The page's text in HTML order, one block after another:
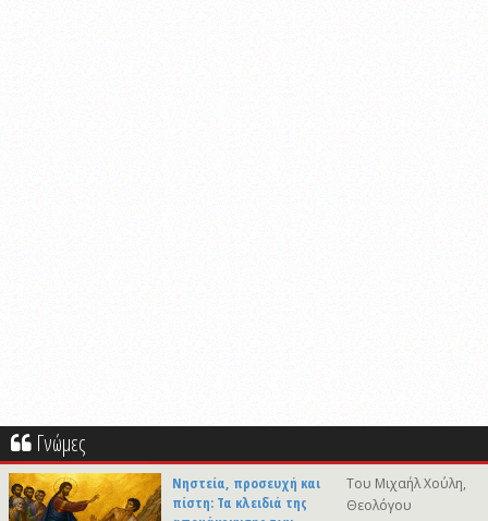
Γνώμες
Νηστεία, προσευχή και
πίστη: Τα κλειδιά της
Του Μιχαήλ Χούλη,
Θεολόγου